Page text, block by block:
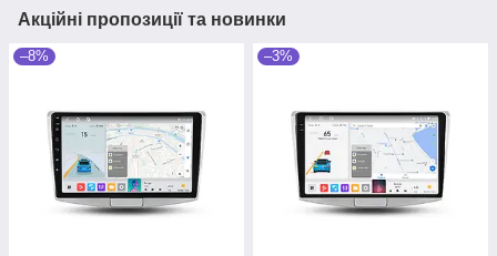
Акційні пропозиції та новинки
–8% –3%